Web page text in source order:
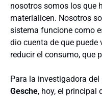
nosotros somos los que
materialicen. Nosotros
sistema funcione como
dio cuenta de que puede
reducir el consumo, que
Para la investigadora del
Gesche, hoy, el principal